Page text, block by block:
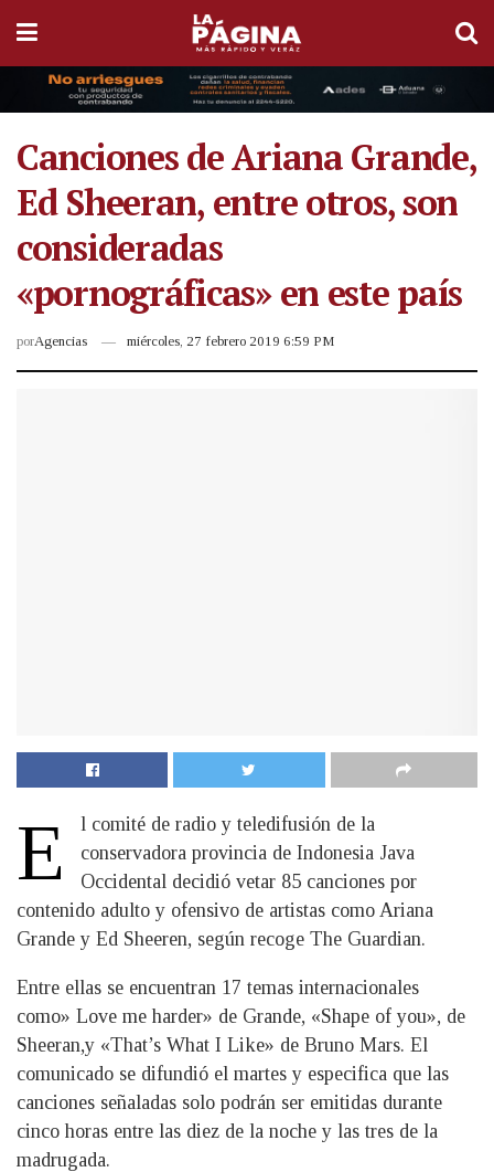
Canciones de Ariana Grande,
Ed Sheeran, entre otros, son
consideradas
«pornográficas» en este país
porAgencias miércoles, 27 febrero 2019 6:59 PM
E
l comité de radio y teledifusión de la
conservadora provincia de Indonesia Java
Occidental decidió vetar 85 canciones por
contenido adulto y ofensivo de artistas como Ariana
Grande y Ed Sheeren, según recoge The Guardian.
Entre ellas se encuentran 17 temas internacionales
como» Love me harder» de Grande, «Shape of you», de
Sheeran,y «That’s What I Like» de Bruno Mars. El
comunicado se difundió el martes y especifica que las
canciones señaladas solo podrán ser emitidas durante
cinco horas entre las diez de la noche y las tres de la
madrugada.